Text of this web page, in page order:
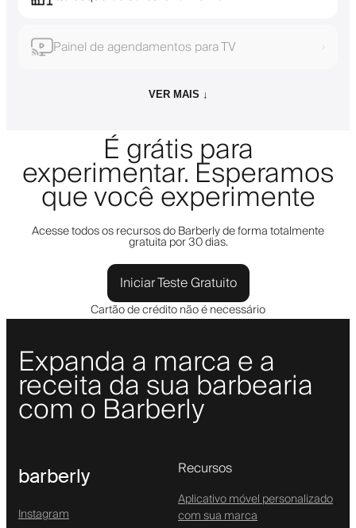
Painel de agendamentos para TV ›
VER MAIS ↓
É grátis para
experimentar. Esperamos
que você experimente
Acesse todos os recursos do Barberly de forma totalmente
gratuita por 30 dias.
Iniciar Teste Gratuito
Cartão de crédito não é necessário
Expanda a marca e a
receita da sua barbearia
com o Barberly
barberly
Instagram
Recursos
Aplicativo móvel personalizado
com sua marca